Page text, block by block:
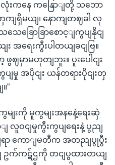
းလုံးကနေ ကနြောျတို့ သဘော
ျရှိမယျ၊ နောကျတဈခါ လု
ေခြောခြာစောင့ျကွပျနိုငျ
အရေးကွီးပါတယျခငျဗြ။
ဈမှာမဟုတျဘူး။ ပူးပေါငျး
ျမှု အပိုငျး ယန်တရားပိုငျးတှ
”
ျးကို မူကွမျးအနနေဲ့ရေးဆှဲ
လူဝငျမှုကွီးကွပျရေးနဲ့ ပွညျ
ရာ ကောျမတီက အတညျပွုပွီး
ဥက်ကဋ်ဌကို တငျပွထားတယျ